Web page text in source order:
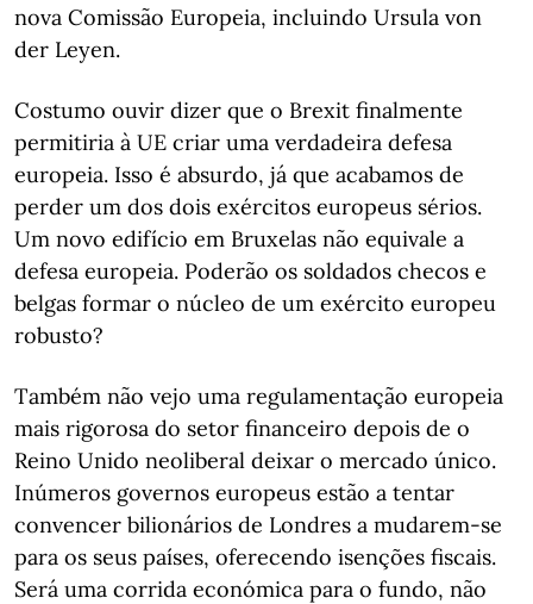
nova Comissão Europeia, incluindo Ursula von
der Leyen.
Costumo ouvir dizer que o Brexit finalmente
permitiria à UE criar uma verdadeira defesa
europeia. Isso é absurdo, já que acabamos de
perder um dos dois exércitos europeus sérios.
Um novo edifício em Bruxelas não equivale a
defesa europeia. Poderão os soldados checos e
belgas formar o núcleo de um exército europeu
robusto?
Também não vejo uma regulamentação europeia
mais rigorosa do setor financeiro depois de o
Reino Unido neoliberal deixar o mercado único.
Inúmeros governos europeus estão a tentar
convencer bilionários de Londres a mudarem-se
para os seus países, oferecendo isenções fiscais.
Será uma corrida económica para o fundo, não